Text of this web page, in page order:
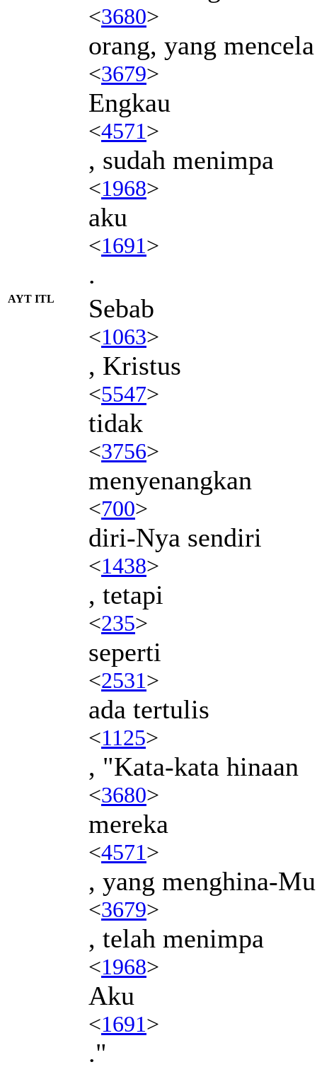
<3680>
orang, yang mencela
<3679>
Engkau
<4571>
, sudah menimpa
<1968>
aku
<1691>
.
AYT ITL Sebab
<1063>
, Kristus
<5547>
tidak
<3756>
menyenangkan
<700>
diri-Nya sendiri
<1438>
, tetapi
<235>
seperti
<2531>
ada tertulis
<1125>
, "Kata-kata hinaan
<3680>
mereka
<4571>
, yang menghina-Mu
<3679>
, telah menimpa
<1968>
Aku
<1691>
."